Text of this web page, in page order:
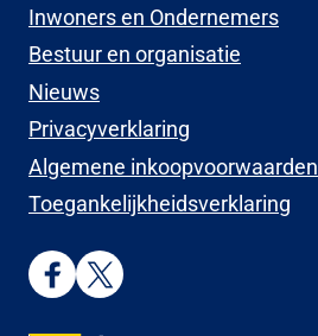
Inwoners en Ondernemers
Bestuur en organisatie
Nieuws
Privacyverklaring
Algemene inkoopvoorwaarden
Toegankelijkheidsverklaring